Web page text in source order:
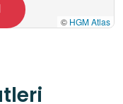
© HGM Atlas